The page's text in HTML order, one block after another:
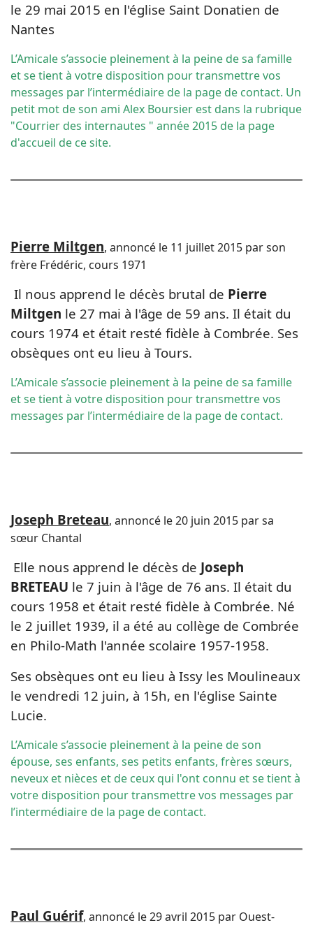
le 29 mai 2015 en l'église Saint Donatien de
Nantes
L’Amicale s’associe pleinement à la peine de sa famille
et se tient à votre disposition pour transmettre vos
messages par l’intermédiaire de la page de contact. Un
petit mot de son ami Alex Boursier est dans la rubrique
"Courrier des internautes " année 2015 de la page
d'accueil de ce site.
Pierre Miltgen, annoncé le 11 juillet 2015 par son
frère Frédéric, cours 1971
Il nous apprend le décès brutal de Pierre
Miltgen le 27 mai à l'âge de 59 ans. Il était du
cours 1974 et était resté fidèle à Combrée. Ses
obsèques ont eu lieu à Tours.
L’Amicale s’associe pleinement à la peine de sa famille
et se tient à votre disposition pour transmettre vos
messages par l’intermédiaire de la page de contact.
Joseph Breteau, annoncé le 20 juin 2015 par sa
sœur Chantal
Elle nous apprend le décès de Joseph
BRETEAU le 7 juin à l'âge de 76 ans. Il était du
cours 1958 et était resté fidèle à Combrée. Né
le 2 juillet 1939, il a été au collège de Combrée
en Philo-Math l'année scolaire 1957-1958.
Ses obsèques ont eu lieu à Issy les Moulineaux
le vendredi 12 juin, à 15h, en l'église Sainte
Lucie.
L’Amicale s’associe pleinement à la peine de son
épouse, ses enfants, ses petits enfants, frères sœurs,
neveux et nièces et de ceux qui l'ont connu et se tient à
votre disposition pour transmettre vos messages par
l’intermédiaire de la page de contact.
Paul Guérif, annoncé le 29 avril 2015 par Ouest-